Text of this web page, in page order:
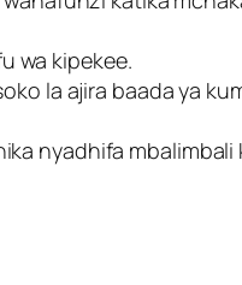
wa kipekee.
la ajira baada ya
nyadhifa mbalimbali